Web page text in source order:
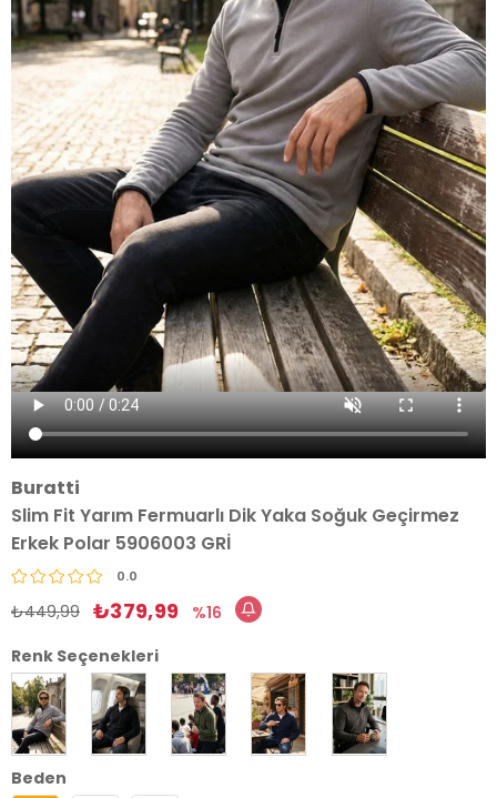
Buratti
Slim Fit Yarım Fermuarlı Dik Yaka Soğuk Geçirmez
Erkek Polar 5906003 GRİ
0.0
₺449,99 ₺379,99
16
Renk Seçenekleri
Beden